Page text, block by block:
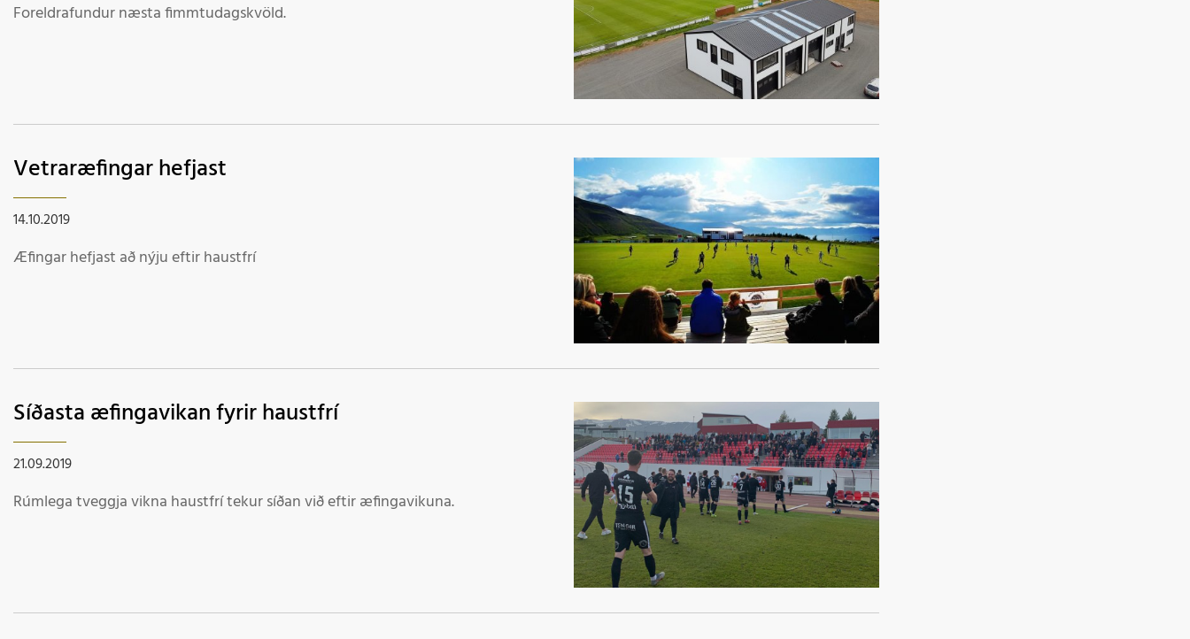
Foreldrafundur næsta fimmtudagskvöld.
Vetraræfingar hefjast
14.10.2019
Æfingar hefjast að nýju eftir haustfrí
Síðasta æfingavikan fyrir haustfrí
21.09.2019
Rúmlega tveggja vikna haustfrí tekur síðan við eftir æfingavikuna.